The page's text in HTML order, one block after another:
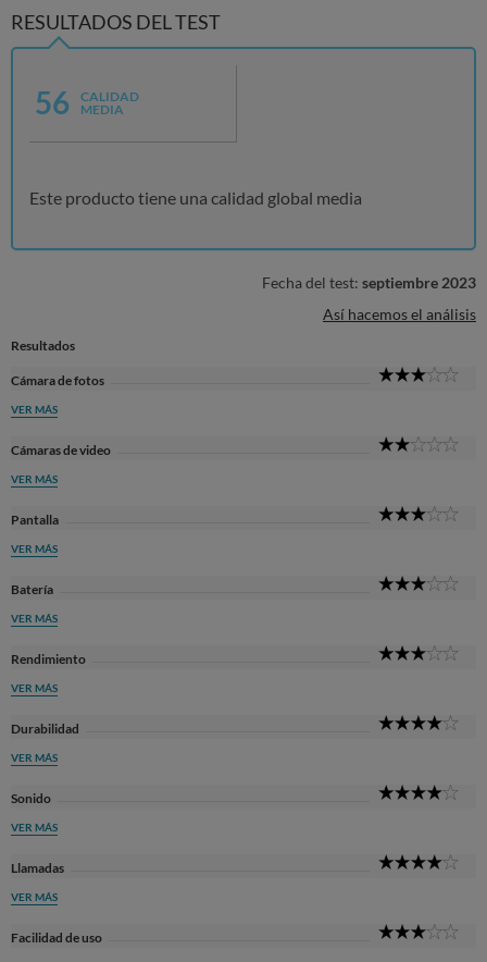
RESULTADOS DEL TEST
56
CALIDAD
MEDIA
Este producto tiene una calidad global media
Fecha del test: septiembre 2023
Así hacemos el análisis
Resultados
Cámara de fotos
VER MÁS
Cámaras de video
VER MÁS
Pantalla
VER MÁS
Batería
VER MÁS
Rendimiento
VER MÁS
Durabilidad
VER MÁS
Sonido
VER MÁS
Llamadas
VER MÁS
Facilidad de uso